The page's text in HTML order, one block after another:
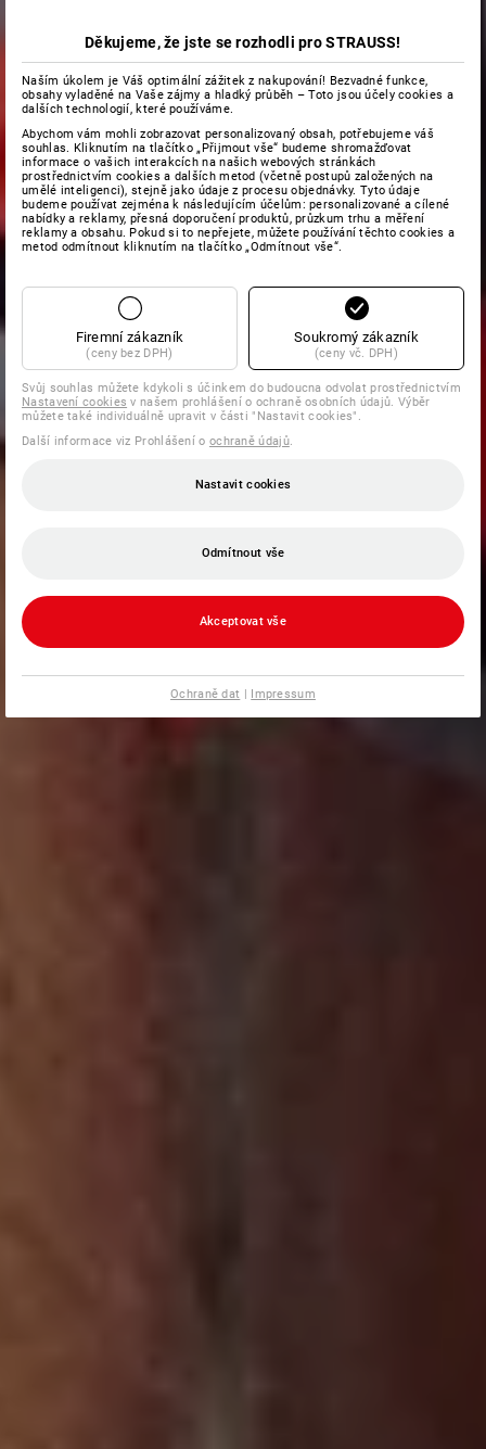
Děkujeme, že jste se rozhodli pro STRAUSS!
Naším úkolem je Váš optimální zážitek z nakupování! Bezvadné funkce,
obsahy vyladěné na Vaše zájmy a hladký průběh – Toto jsou účely cookies a
dalších technologií, které používáme.
Abychom vám mohli zobrazovat personalizovaný obsah, potřebujeme váš
souhlas. Kliknutím na tlačítko „Přijmout vše“ budeme shromažďovat
informace o vašich interakcích na našich webových stránkách
prostřednictvím cookies a dalších metod (včetně postupů založených na
umělé inteligenci), stejně jako údaje z procesu objednávky. Tyto údaje
budeme používat zejména k následujícím účelům: personalizované a cílené
nabídky a reklamy, přesná doporučení produktů, průzkum trhu a měření
reklamy a obsahu. Pokud si to nepřejete, můžete používání těchto cookies a
metod odmítnout kliknutím na tlačítko „Odmítnout vše“.
Firemní zákazník
(ceny bez DPH)
Soukromý zákazník
(ceny vč. DPH)
Svůj souhlas můžete kdykoli s účinkem do budoucna odvolat prostřednictvím
Nastavení cookies v našem prohlášení o ochraně osobních údajů. Výběr
můžete také individuálně upravit v části "Nastavit cookies".
Další informace viz Prohlášení o ochraně údajů.
Nastavit cookies
Odmítnout vše
Akceptovat vše
Ochraně dat | Impressum